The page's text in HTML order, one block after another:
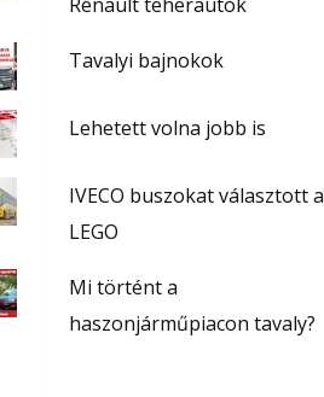
Tavalyi bajnokok
Lehetett volna jobb is
IVECO buszokat választott a
LEGO
Mi történt a
haszonjárműpiacon tavaly?